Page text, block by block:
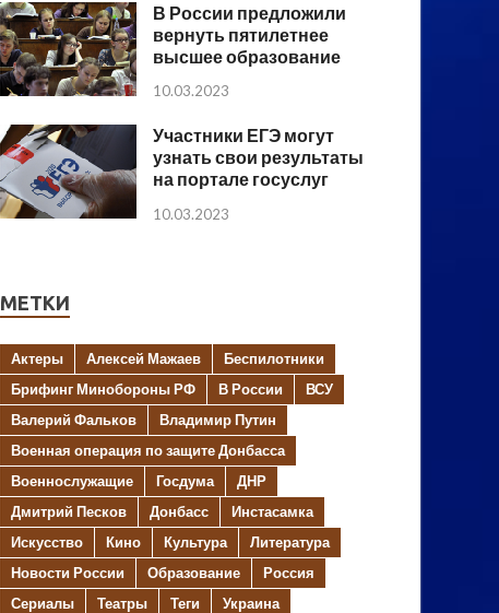
В России предложили
вернуть пятилетнее
высшее образование
10.03.2023
Участники ЕГЭ могут
узнать свои результаты
на портале госуслуг
10.03.2023
МЕТКИ
Актеры Алексей Мажаев
Беспилотники
Брифинг Минобороны РФ
В России
ВСУ
Валерий Фальков
Владимир Путин
Военная операция по защите Донбасса
Военнослужащие
Госдума
ДНР
Дмитрий Песков
Донбасс
Инстасамка
Искусство
Кино Культура
Литература
Новости России
Образование
Россия
Сериалы
Театры Теги
Украина